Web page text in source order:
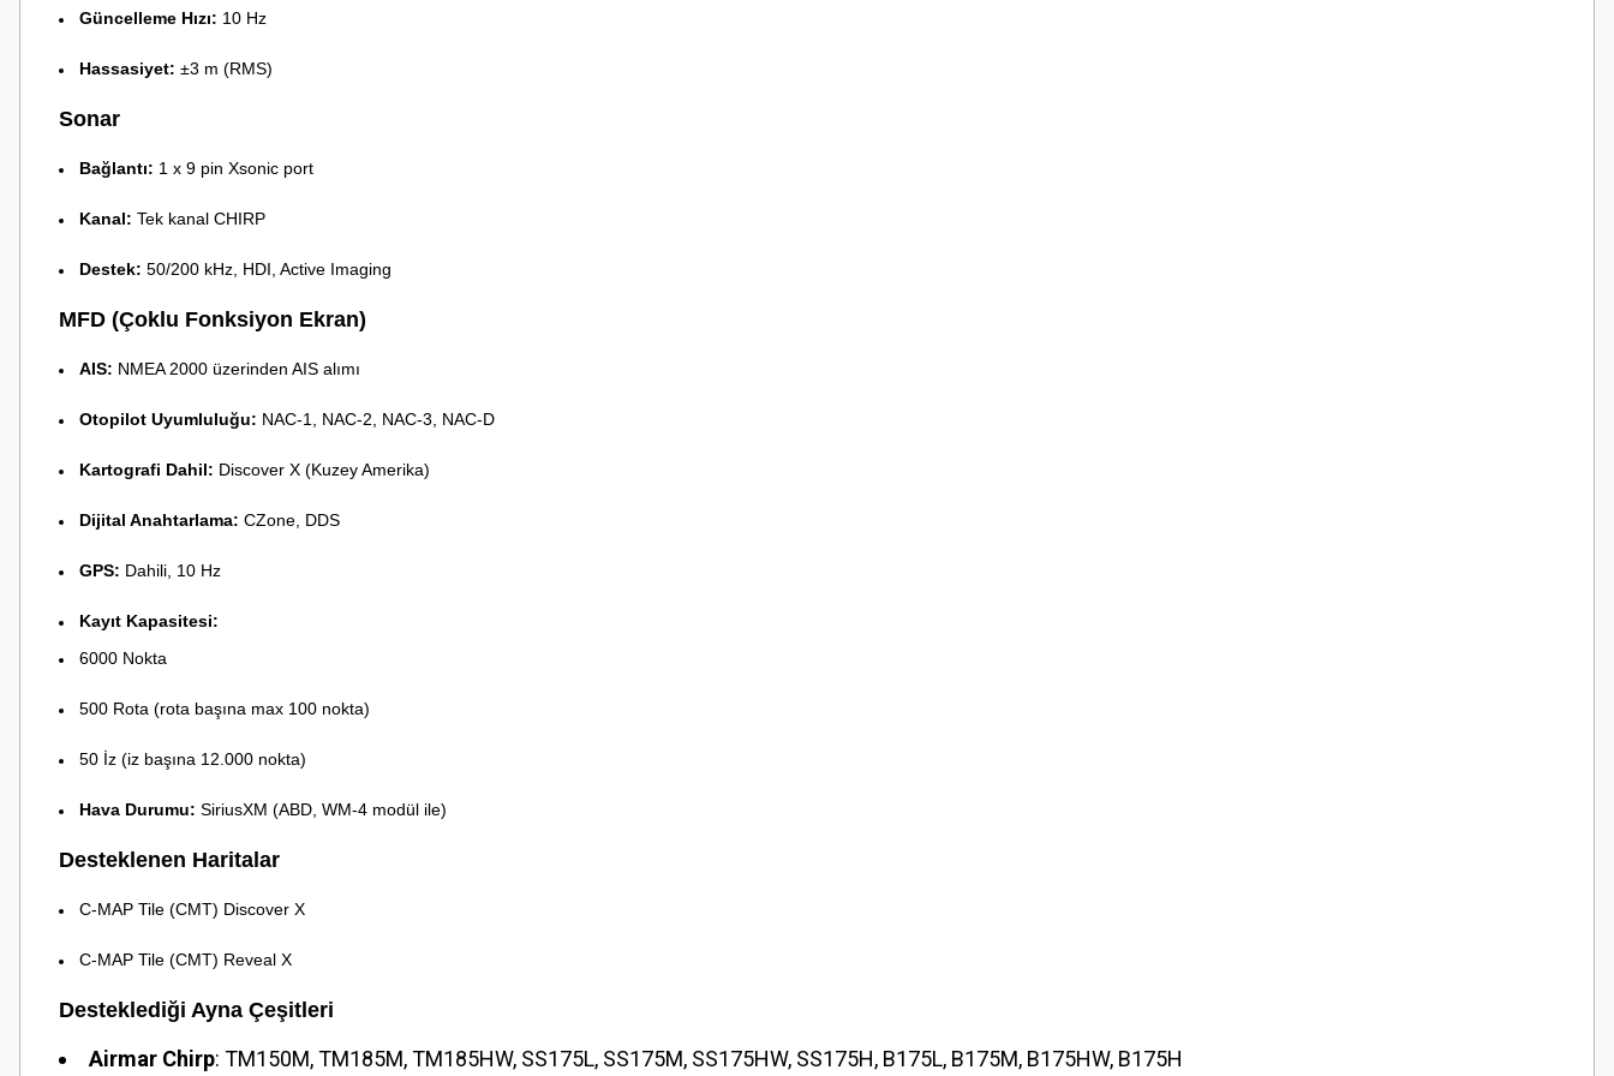
Güncelleme Hızı: 10 Hz
Hassasiyet: ±3 m (RMS)
Sonar
Bağlantı: 1 x 9 pin Xsonic port
Kanal: Tek kanal CHIRP
Destek: 50/200 kHz, HDI, Active Imaging
MFD (Çoklu Fonksiyon Ekran)
AIS: NMEA 2000 üzerinden AIS alımı
Otopilot Uyumluluğu: NAC-1, NAC-2, NAC-3, NAC-D
Kartografi Dahil: Discover X (Kuzey Amerika)
Dijital Anahtarlama: CZone, DDS
GPS: Dahili, 10 Hz
Kayıt Kapasitesi:
6000 Nokta
500 Rota (rota başına max 100 nokta)
50 İz (iz başına 12.000 nokta)
Hava Durumu: SiriusXM (ABD, WM-4 modül ile)
Desteklenen Haritalar
C-MAP Tile (CMT) Discover X
C-MAP Tile (CMT) Reveal X
Desteklediği Ayna Çeşitleri
Airmar Chirp: TM150M, TM185M, TM185HW, SS175L, SS175M, SS175HW, SS175H, B175L, B175M, B175HW, B175H